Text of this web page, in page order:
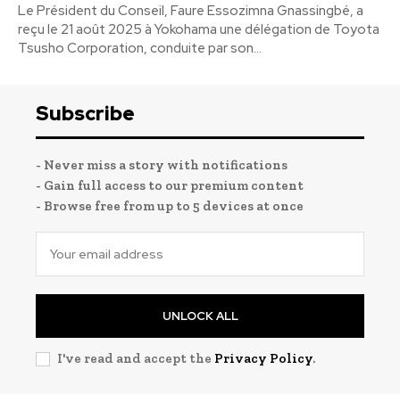
Le Président du Conseil, Faure Essozimna Gnassingbé, a
reçu le 21 août 2025 à Yokohama une délégation de Toyota
Tsusho Corporation, conduite par son...
Subscribe
- Never miss a story with notifications
- Gain full access to our premium content
- Browse free from up to 5 devices at once
UNLOCK ALL
I've read and accept the Privacy Policy.